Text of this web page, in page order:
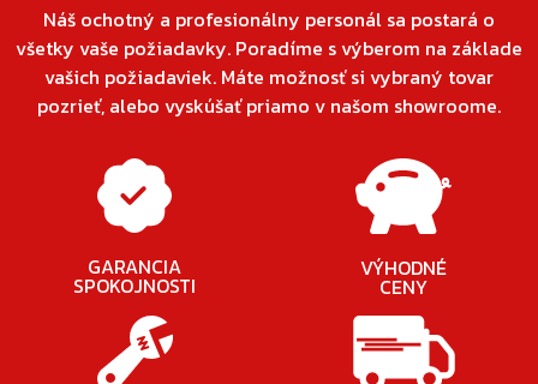
Náš ochotný a profesionálny personál sa postará o
všetky vaše požiadavky. Poradíme s výberom na základe
vašich požiadaviek. Máte možnosť si vybraný tovar
pozrieť, alebo vyskúšať priamo v našom showroome.
GARANCIA
SPOKOJNOSTI
VÝHODNÉ
CENY